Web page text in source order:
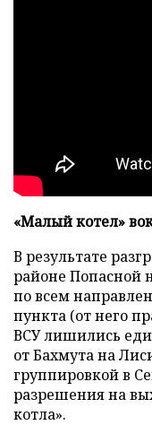
«Малый котел»
В результате
районе Попасной
по всем
пункта (от него
ВСУ лишились
от Бахмута на
группировкой в
разрешения на
котла».